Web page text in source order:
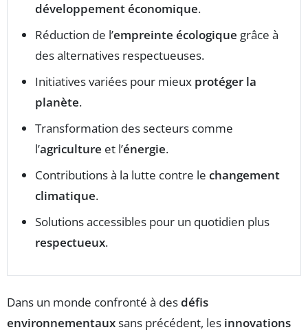
développement économique.
Réduction de l’empreinte écologique grâce à
des alternatives respectueuses.
Initiatives variées pour mieux protéger la
planète.
Transformation des secteurs comme
l’agriculture et l’énergie.
Contributions à la lutte contre le changement
climatique.
Solutions accessibles pour un quotidien plus
respectueux.
Dans un monde confronté à desdéfis
environnementauxsans précédent, les innovations